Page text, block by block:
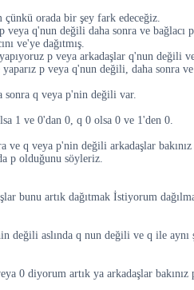
çünkü orada bir şey fark edeceğiz.
veya q'nun değili daha sonra ve
ve'ye dağıtmış.
p veya arkadaşlar q'nun değili
p veya q'nun değili, daha sonra
sonra q veya p'nin değili var.
1 ve 0'dan 0, q 0 olsa 0 ve 1'den 0.
ve q veya p'nin değili arkadaşlar
p olduğunu söyleriz.
bunu artık dağıtmak İstiyorum
değili aslında q nun değili ve q ile aynı
0 diyorum artık ya arkadaşlar